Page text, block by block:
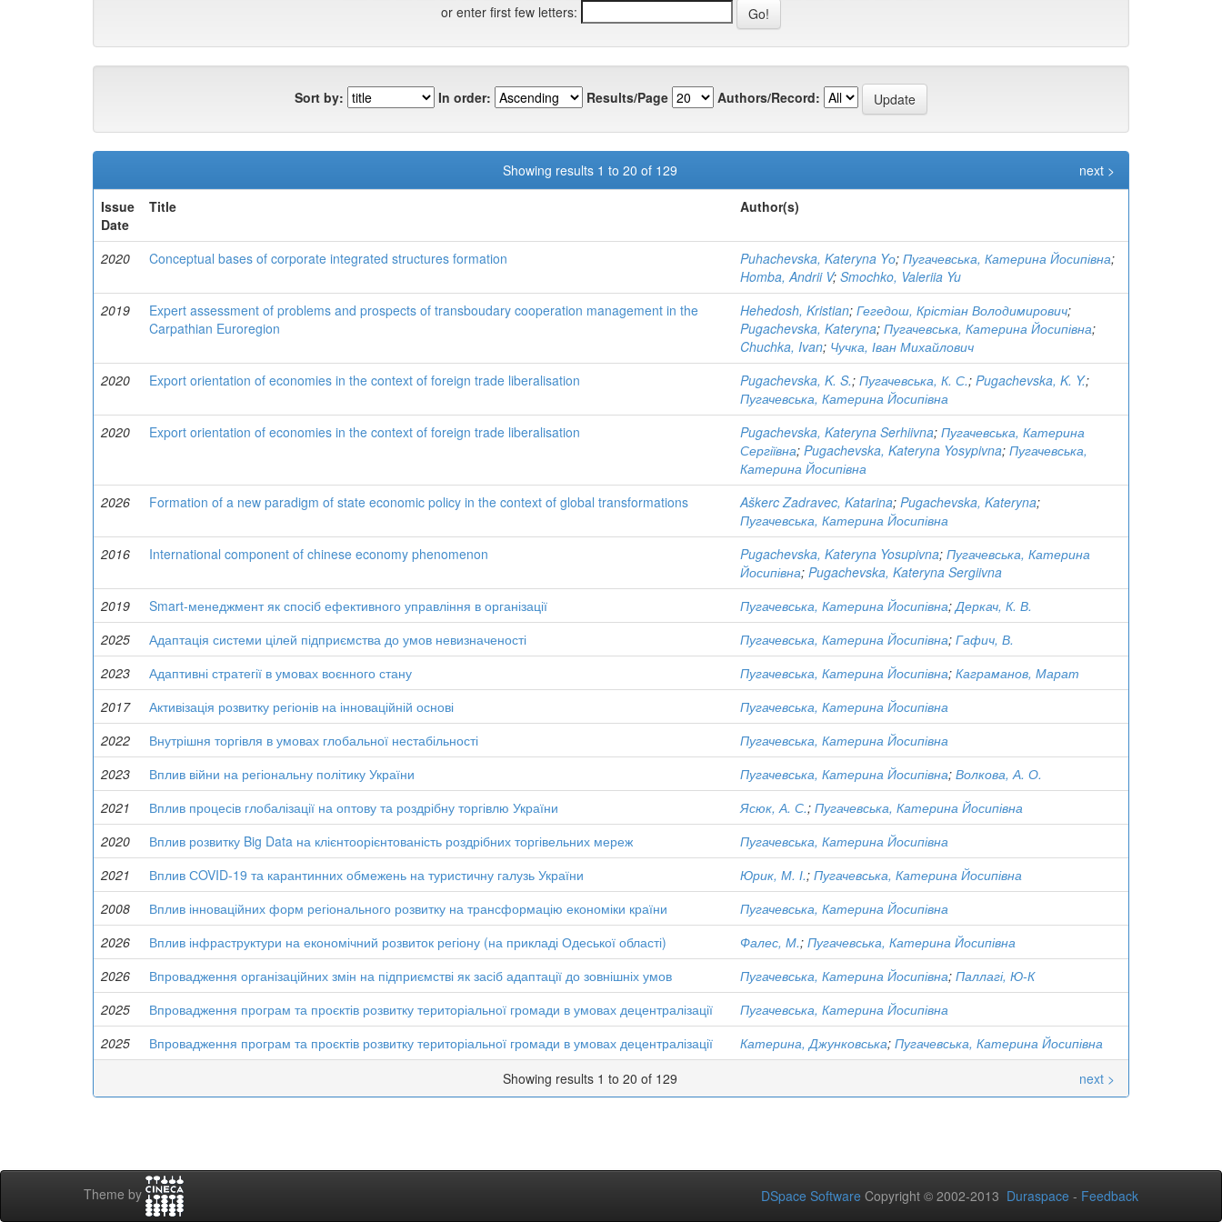
or enter first few letters:
Sort by: In order: Results/Page Authors/Record:
Showing results 1 to 20 of 129
next >
Issue
Date
Title Author(s)
2020 Conceptual bases of corporate integrated structures formation Puhachevska, Kateryna Yо; Пугачевська, Катерина Йосипівна;
Homba, Andrii V; Smochko, Valeriia Yu
2019
Expert assessment of problems and prospects of transboudary cooperation management in the
Carpathian Euroregion
Hehedosh, Kristian; Гегедош, Крістіан Володимирович;
Pugachevska, Kateryna; Пугачевська, Катерина Йосипівна;
Chuchka, Ivan; Чучка, Іван Михайлович
2020
Export orientation of economies in the context of foreign trade liberalisation Pugachevska, K. S.; Пугачевська, К. С.; Pugachevska, K. Y.;
Пугачевська, Катерина Йосипівна
2020
Export orientation of economies in the context of foreign trade liberalisation Pugachevska, Kateryna Serhiivna; Пугачевська, Катерина
Сергіївна; Pugachevska, Kateryna Yosypivna; Пугачевська,
Катерина Йосипівна
2026
Formation of a new paradigm of state economic policy in the context of global transformations Aškerc Zadravec, Katarina; Pugachevska, Kateryna;
Пугачевська, Катерина Йосипівна
2016
International component of chinese economy phenomenon Pugachevska, Kateryna Yosupivna; Пугачевська, Катерина
Йосипівна; Pugachevska, Kateryna Sergiivna
2019
Smart-менеджмент як спосіб ефективного управління в організації Пугачевська, Катерина Йосипівна;Деркач, К. В.
2025
Адаптація системи цілей підприємства до умов невизначеності Пугачевська, Катерина Йосипівна; Гафич, В.
2023
Адаптивні стратегії в умовах воєнного стану Пугачевська, Катерина Йосипівна; Каграманов, Марат
2017
Активізація розвитку регіонів на інноваційній основі
Пугачевська, Катерина Йосипівна
2022
Внутрішня торгівля в умовах глобальної нестабільності
Пугачевська, Катерина Йосипівна
2023
Вплив війни на регіональну політику України Пугачевська, Катерина Йосипівна; Волкова, А. О.
2021
Вплив процесів глобалізації на оптову та роздрібну торгівлю України Ясюк, А. С.; Пугачевська, Катерина Йосипівна
2020
Вплив розвитку Big Data на клієнтоорієнтованість роздрібних торгівельних мереж
Пугачевська, Катерина Йосипівна
2021
Вплив СOVID-19 та карантинних обмежень на туристичну галузь України Юрик, М. І.; Пугачевська, Катерина Йосипівна
2008
Вплив інноваційних форм регіонального розвитку на трансформацію економіки країни
Пугачевська, Катерина Йосипівна
2026
Вплив інфраструктури на економічний розвиток регіону (на прикладі Одеської області) Фалес, М.; Пугачевська, Катерина Йосипівна
2026
Впровадження організаційних змін на підприємстві як засіб адаптації до зовнішніх умов Пугачевська, Катерина Йосипівна; Паллагі, Ю-К
2025
Впровадження програм та проєктів розвитку територіальної громади в умовах децентралізації
Пугачевська, Катерина Йосипівна
2025
Впровадження програм та проєктів розвитку територіальної громади в умовах децентралізації Катерина, Джунковська; Пугачевська, Катерина Йосипівна
Showing results 1 to 20 of 129
next >
Theme by DSpace Software Copyright © 2002-2013 Duraspace - Feedback